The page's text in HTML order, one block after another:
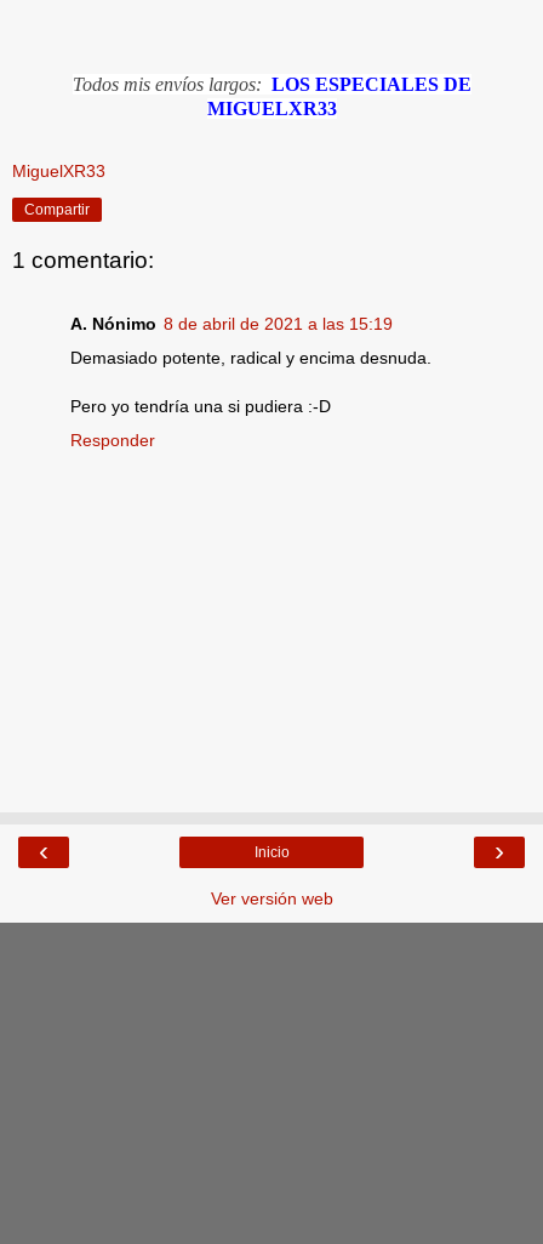
Todos mis envíos largos: LOS ESPECIALES DE
MIGUELXR33
MiguelXR33
Compartir
1 comentario:
A. Nónimo 8 de abril de 2021 a las 15:19
Demasiado potente, radical y encima desnuda.
Pero yo tendría una si pudiera :-D
Responder
‹ ›
Inicio
Ver versión web